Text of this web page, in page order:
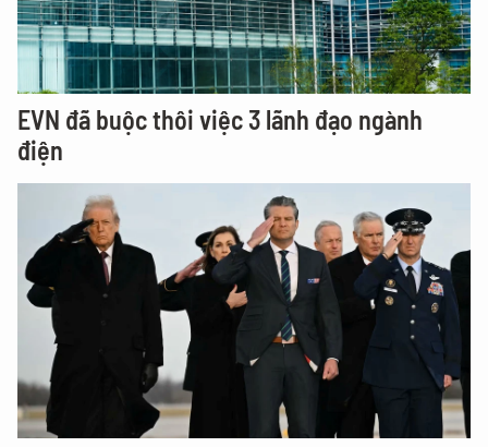
EVN đã buộc thôi việc 3 lãnh đạo ngành
điện